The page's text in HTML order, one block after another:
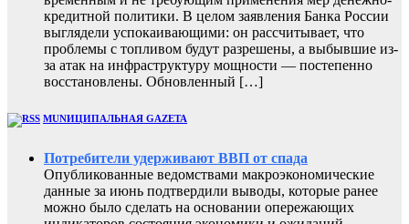
кредитной политики. В целом заявления Банка России
выглядели успокаивающими: он рассчитывает, что
проблемы с топливом будут разрешены, а выбывшие из-
за атак на инфраструктуру мощности — постепенно
восстановлены. Обновленный […]
MUNИЦИПАЛЬНАЯ GAZЕТА
Потребители удерживают ВВП от спада
Опубликованные ведомствами макроэкономические
данные за июнь подтвердили выводы, которые ранее
можно было сделать на основании опережающих